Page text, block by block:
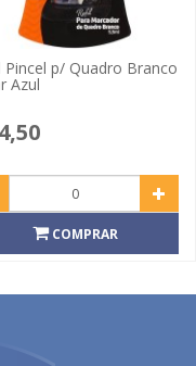
Pincel p/ Quadro Branco
Azul
COMPRAR